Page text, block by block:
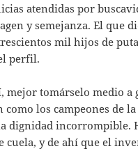
atendidas por
y semejanza. El que
mil hijos de
perfil.
tomárselo medio a
como los campeones de
dignidad incorrompible.
cuela, y de ahí que el